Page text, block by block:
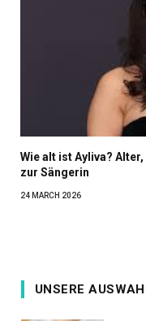
Wie alt ist Ayliva?
zur Sängerin
24 MARCH 2026
UNSERE